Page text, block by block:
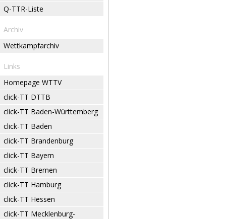
Q-TTR-Liste
Archiv
Wettkampfarchiv
Links
Homepage WTTV
click-TT DTTB
click-TT Baden-Württemberg
click-TT Baden
click-TT Brandenburg
click-TT Bayern
click-TT Bremen
click-TT Hamburg
click-TT Hessen
click-TT Mecklenburg-